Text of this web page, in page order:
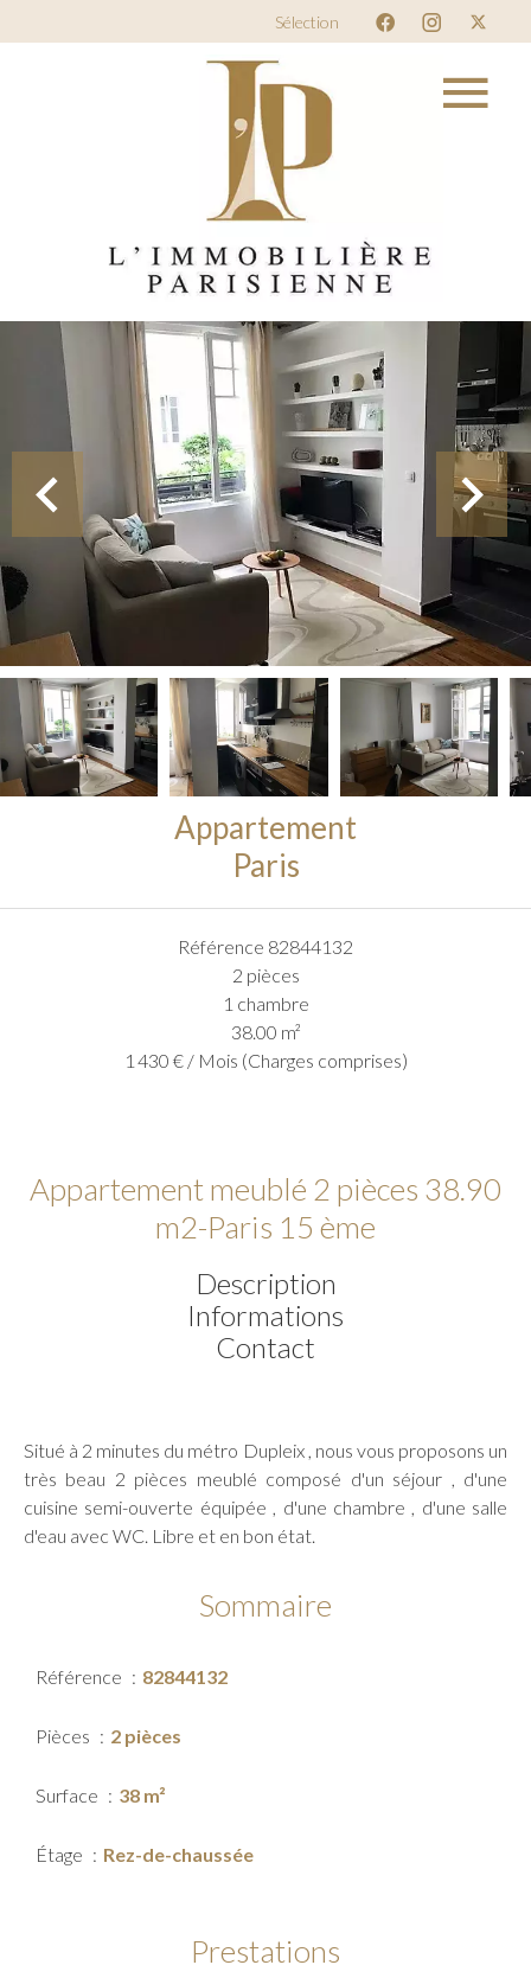
Sélection
Appartement
Paris
Référence 82844132
2 pièces
1 chambre
38.00 m²
1 430 € / Mois (Charges comprises)
Appartement meublé 2 pièces 38.90
m2-Paris 15 ème
Description
Informations
Contact
Situé à 2 minutes du métro Dupleix , nous vous proposons un
très beau 2 pièces meublé composé d'un séjour , d'une
cuisine semi-ouverte équipée , d'une chambre , d'une salle
d'eau avec WC. Libre et en bon état.
Sommaire
Référence 82844132
Pièces 2 pièces
Surface 38 m²
Étage Rez-de-chaussée
Prestations